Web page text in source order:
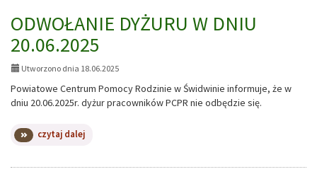
ODWOŁANIE DYŻURU W DNIU
20.06.2025
Utworzono dnia 18.06.2025
Powiatowe Centrum Pomocy Rodzinie w Świdwinie informuje, że w
dniu 20.06.2025r. dyżur pracowników PCPR nie odbędzie się.
czytaj dalej
DYŻURU